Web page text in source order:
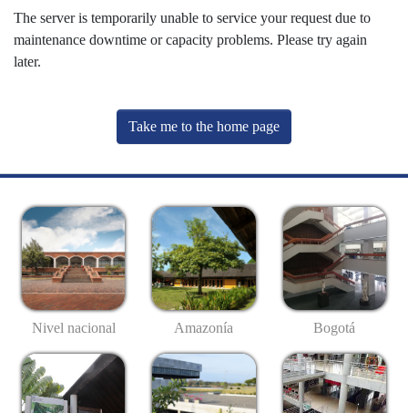
The server is temporarily unable to service your request due to
maintenance downtime or capacity problems. Please try again
later.
Take me to the home page
Nivel nacional Amazonía Bogotá